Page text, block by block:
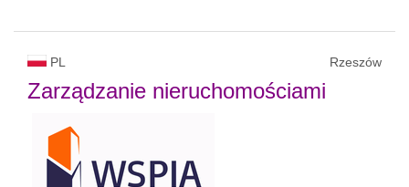
PL Rzeszów
Zarządzanie nieruchomościami